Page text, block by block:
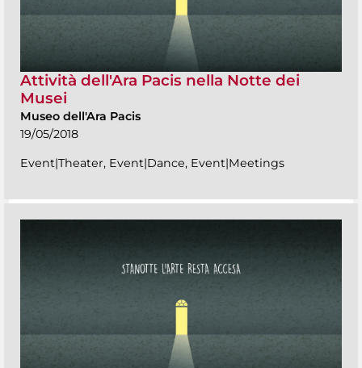
Attività dell'Ara Pacis nella Notte dei
Musei
Museo dell'Ara Pacis
19/05/2018
Event|Theater, Event|Dance, Event|Meetings